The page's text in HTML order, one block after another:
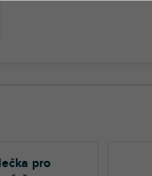
pro